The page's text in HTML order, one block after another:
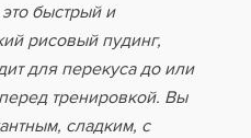
быстрый и
рисовый пудинг,
для перекуса до или
тренировкой. Вы
сладким, с